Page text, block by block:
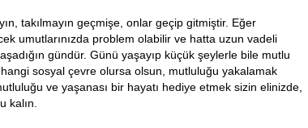
geçmişe, onlar geçip gitmiştir. Eğer
umutlarınızda problem olabilir ve hatta uzun vadeli
gündür. Günü yaşayıp küçük şeylerle bile mutlu
sosyal çevre olursa olsun, mutluluğu yakalamak
ve yaşanası bir hayatı hediye etmek sizin elinizde,
kalın.